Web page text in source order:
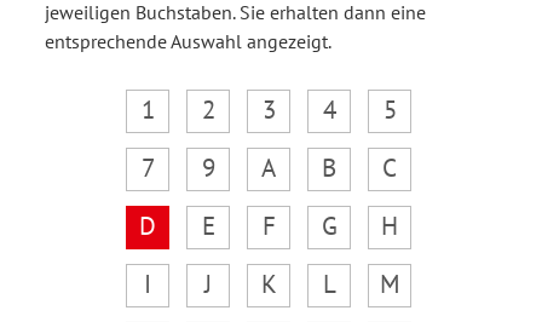
jeweiligen Buchstaben. Sie erhalten dann eine
entsprechende Auswahl angezeigt.
1 2 3 4
5
7
9 A B
C
D
E F G
H
I
J K L
M